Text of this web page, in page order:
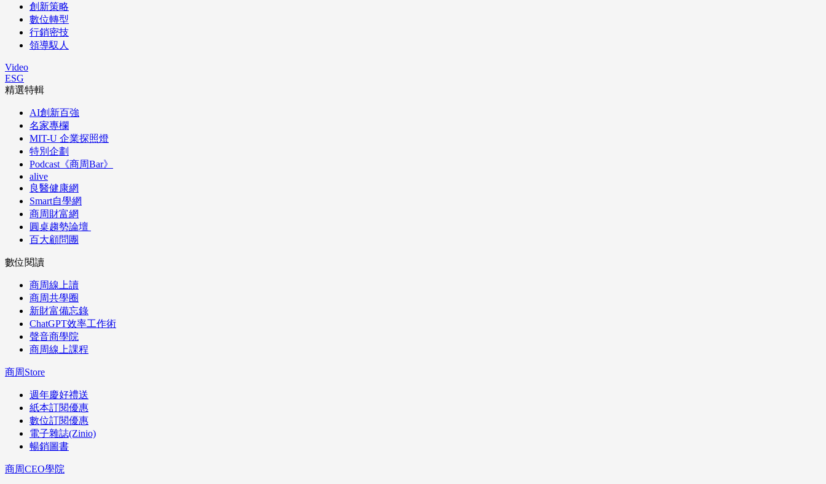
創新策略
數位轉型
行銷密技
領導馭人
Video
ESG
精選特輯
AI創新百強
名家專欄
MIT-U 企業探照燈
特別企劃
Podcast《商周Bar》
alive
良醫健康網
Smart自學網
商周財富網
圓桌趨勢論壇
百大顧問團
數位閱讀
商周線上讀
商周共學圈
新財富備忘錄
ChatGPT效率工作術
聲音商學院
商周線上課程
商周Store
週年慶好禮送
紙本訂閱優惠
數位訂閱優惠
電子雜誌(Zinio)
暢銷圖書
商周CEO學院